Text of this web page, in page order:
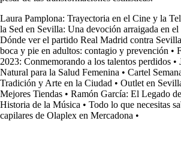
Laura Pamplona: Trayectoria en el Cine y la
la Sed en Sevilla: Una devoción arraigada en
Dónde ver el partido Real Madrid contra
boca y pie en adultos: contagio y prevención •
2023: Conmemorando a los talentos perdidos •
Natural para la Salud Femenina • Cartel
Tradición y Arte en la Ciudad • Outlet en
Mejores Tiendas • Ramón García: El Legado
Historia de la Música • Todo lo que necesitas
capilares de Olaplex en Mercadona •